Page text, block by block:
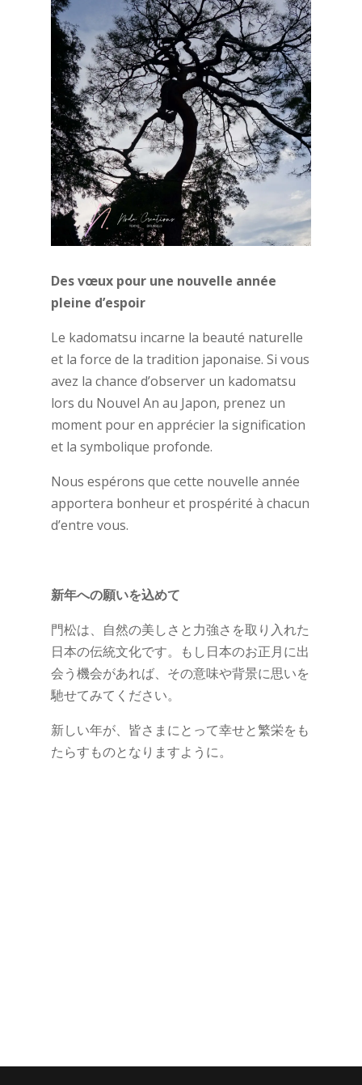
Des vœux pour une nouvelle année
pleine d’espoir
Le kadomatsu incarne la beauté naturelle
et la force de la tradition japonaise. Si vous
avez la chance d’observer un kadomatsu
lors du Nouvel An au Japon, prenez un
moment pour en apprécier la signification
et la symbolique profonde.
Nous espérons que cette nouvelle année
apportera bonheur et prospérité à chacun
d’entre vous.
新年への願いを込めて
門松は、自然の美しさと力強さを取り入れた
日本の伝統文化です。もし日本のお正月に出
会う機会があれば、その意味や背景に思いを
馳せてみてください。
新しい年が、皆さまにとって幸せと繁栄をも
たらすものとなりますように。